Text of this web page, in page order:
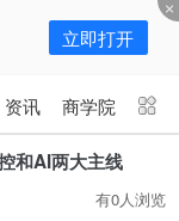
立即打开
资讯 商学院
商学院
行业峰会
和AI两大主线
有0人浏览